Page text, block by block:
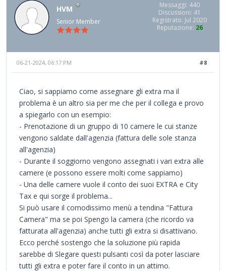
HVM
Senior Member
Messaggi: 440
Discussioni: 41
Registrato: Jul 2020
Reputazione: 26
#8
06-21-2024, 06:17 PM
Ciao, si sappiamo come assegnare gli extra ma il
problema è un altro sia per me che per il collega e provo
a spiegarlo con un esempio:
- Prenotazione di un gruppo di 10 camere le cui stanze
vengono saldate dall'agenzia (fattura delle sole stanza
all'agenzia)
- Durante il soggiorno vengono assegnati i vari extra alle
camere (e possono essere molti come sappiamo)
- Una delle camere vuole il conto dei suoi EXTRA e City
Tax e qui sorge il problema...
Si può usare il comodissimo menù a tendina "Fattura
Camera" ma se poi Spengo la camera (che ricordo va
fatturata all'agenzia) anche tutti gli extra si disattivano.
Ecco perché sostengo che la soluzione più rapida
sarebbe di Slegare questi pulsanti così da poter lasciare
tutti gli extra e poter fare il conto in un attimo.